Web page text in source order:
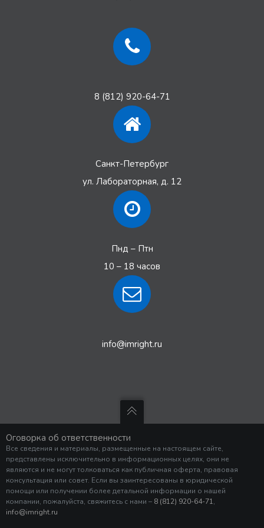
8 (812) 920-64-71
Санкт-Петербург
ул. Лабораторная, д. 12
Пнд – Птн
10 – 18 часов
info@imright.ru
Оговорка об ответственности
Все сведения и материалы, размещенные на настоящем сайте,
представлены исключительно в информационных целях, они не
являются и не могут толковаться как публичная оферта, правовая
консультация или совет. Если вы заинтересованы в юридической
помощи или получении более детальной информации о нашей
компании, пожалуйста, свяжитесь с нами – 8 (812) 920-64-71,
info@imright.ru